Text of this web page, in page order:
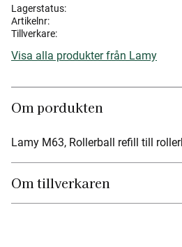
Lagerstatus
Artikelnr
Tillverkare
Visa alla produkter från Lamy
Om pordukten
Lamy M63, Rollerball refill till
Om tillverkaren